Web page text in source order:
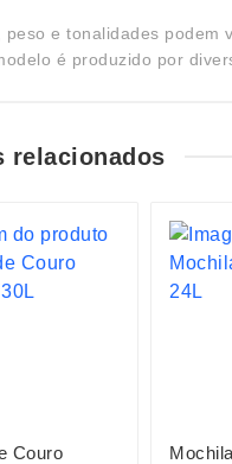
peso e tonalidades podem
é produzido por
relacionados
Couro